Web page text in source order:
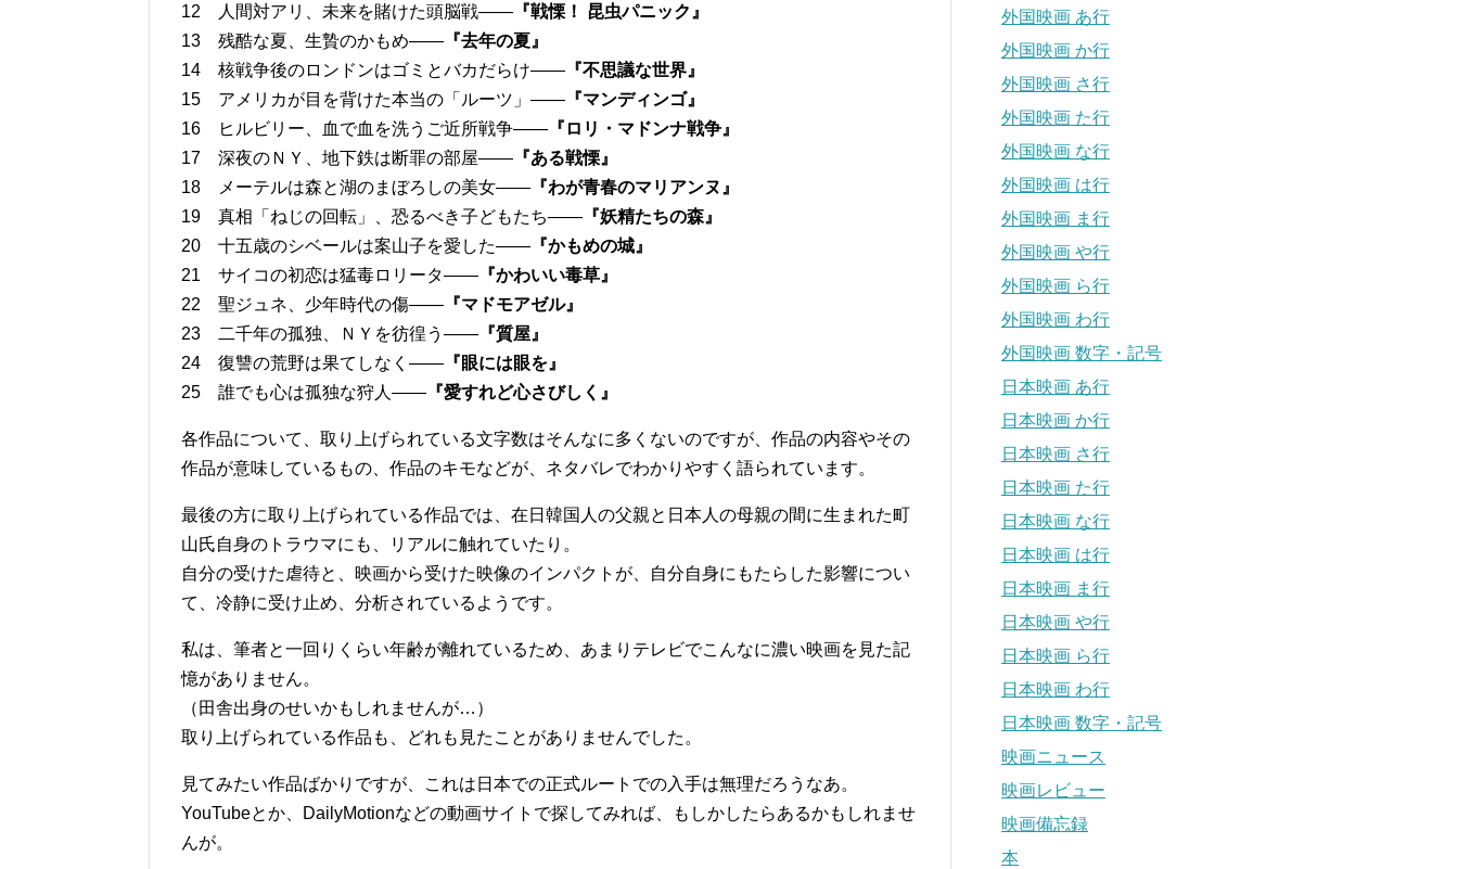
12 人間対アリ、未来を賭けた頭脳戦―― 『戦慄！ 昆虫パニック』
13 残酷な夏、生贄のかもめ―― 『去年の夏』
14 核戦争後のロンドンはゴミとバカだらけ―― 『不思議な世界』
15 アメリカが目を背けた本当の「ルーツ」―― 『マンディンゴ』
16 ヒルビリー、血で血を洗うご近所戦争―― 『ロリ・マドンナ戦争』
17 深夜のＮＹ、地下鉄は断罪の部屋―― 『ある戦慄』
18 メーテルは森と湖のまぼろしの美女―― 『わが青春のマリアンヌ』
19 真相「ねじの回転」、恐るべき子どもたち―― 『妖精たちの森』
20 十五歳のシベールは案山子を愛した―― 『かもめの城』
21 サイコの初恋は猛毒ロリータ―― 『かわいい毒草』
22 聖ジュネ、少年時代の傷―― 『マドモアゼル』
23 二千年の孤独、ＮＹを彷徨う―― 『質屋』
24 復讐の荒野は果てしなく―― 『眼には眼を』
25 誰でも心は孤独な狩人―― 『愛すれど心さびしく』
各作品について、取り上げられている文字数はそんなに多くないのですが、作品の内容やその
作品が意味しているもの、作品のキモなどが、ネタバレでわかりやすく語られています。
最後の方に取り上げられている作品では、在日韓国人の父親と日本人の母親の間に生まれた町
山氏自身のトラウマにも、リアルに触れていたり。
自分の受けた虐待と、映画から受けた映像のインパクトが、自分自身にもたらした影響につい
て、冷静に受け止め、分析されているようです。
私は、筆者と一回りくらい年齢が離れているため、あまりテレビでこんなに濃い映画を見た記
憶がありません。
（田舎出身のせいかもしれませんが…）
取り上げられている作品も、どれも見たことがありませんでした。
見てみたい作品ばかりですが、これは日本での正式ルートでの入手は無理だろうなあ。
YouTubeとか、DailyMotionなどの動画サイトで探してみれば、もしかしたらあるかもしれませ
んが。
外国映画 あ行
外国映画 か行
外国映画 さ行
外国映画 た行
外国映画 な行
外国映画 は行
外国映画 ま行
外国映画 や行
外国映画 ら行
外国映画 わ行
外国映画 数字・記号
日本映画 あ行
日本映画 か行
日本映画 さ行
日本映画 た行
日本映画 な行
日本映画 は行
日本映画 ま行
日本映画 や行
日本映画 ら行
日本映画 わ行
日本映画 数字・記号
映画ニュース
映画レビュー
映画備忘録
本